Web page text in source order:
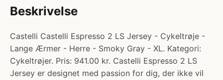
Beskrivelse
Castelli Castelli Espresso 2 LS Jersey - Cykeltrøje -
Lange Ærmer - Herre - Smoky Gray - XL. Kategori:
Cykeltrøjer. Pris: 941.00 kr. Castelli Espresso 2 LS
Jersey er designet med passion for dig, der ikke vil